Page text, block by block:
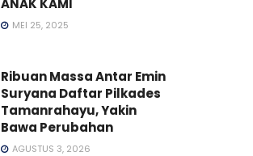
ANAK KAMI
MEI 25, 2025
Ribuan Massa Antar Emin
Suryana Daftar Pilkades
Tamanrahayu, Yakin
Bawa Perubahan
AGUSTUS 3, 2026